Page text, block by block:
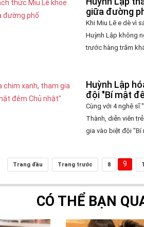
giữa đường
Khi Miu Lê e dè vì
Huỳnh Lập không
trước hàng trăm
Huỳnh Lập
đội "Bí mật
Cùng với 4 nghệ sĩ
Thành, diễn viên
gia vào biệt đội "Bí
Trang đầu Trang trước 8 9
CÓ THỂ BẠN